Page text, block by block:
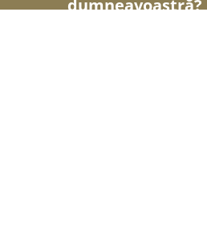
dumneavoastră?